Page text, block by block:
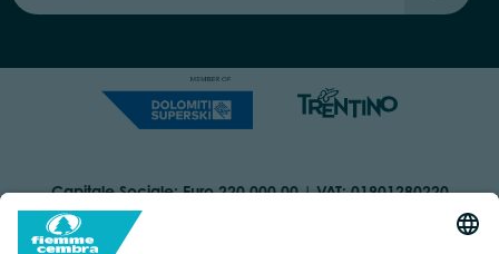
Capitale Sociale: Euro 220.000,00 | VAT: 01901280220
COOKIES IMPRINT
ORGANIZZAZIONE TRASPARENTE